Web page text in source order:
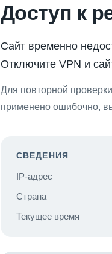
Доступ к
Сайт временно
Отключите VPN и
Для повторной
применено ошибочно,
СВЕДЕНИЯ
IP-адрес
Страна
Текущее время